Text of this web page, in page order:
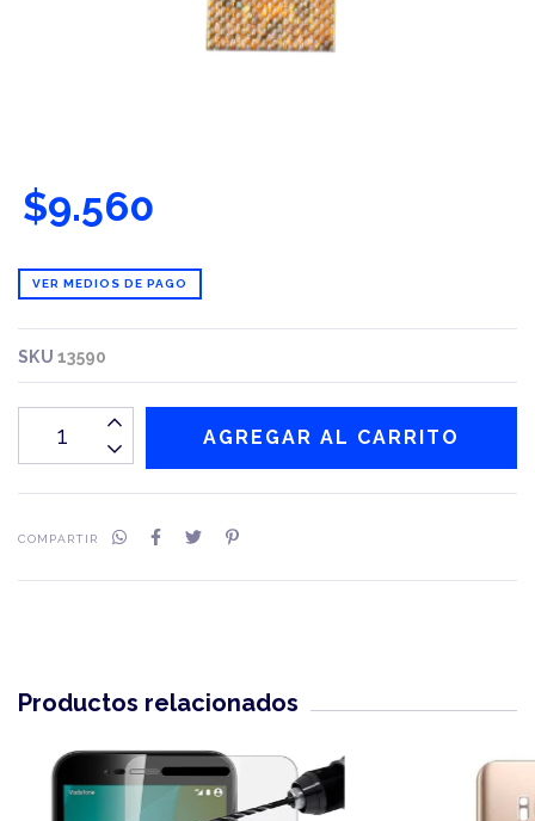
$9.560
VER MEDIOS DE PAGO
SKU13590
COMPARTIR
Productos relacionados